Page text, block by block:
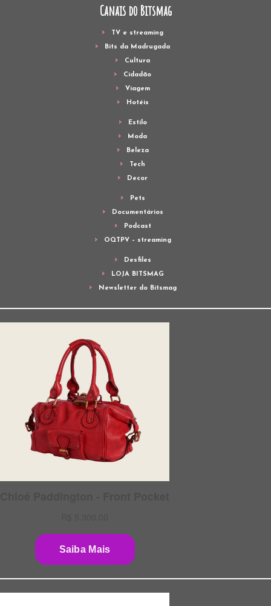
Canais do Bitsmag
TV e streaming
Bits da Madrugada
Cultura
Cidadão
Viagem
Hotéis
Estilo
Moda
Beleza
Tech
Decor
Pets
Documentários
Podcast
OQTPV – streaming
Desfiles
LOJA BITSMAG
Newsletter do Bitsmag